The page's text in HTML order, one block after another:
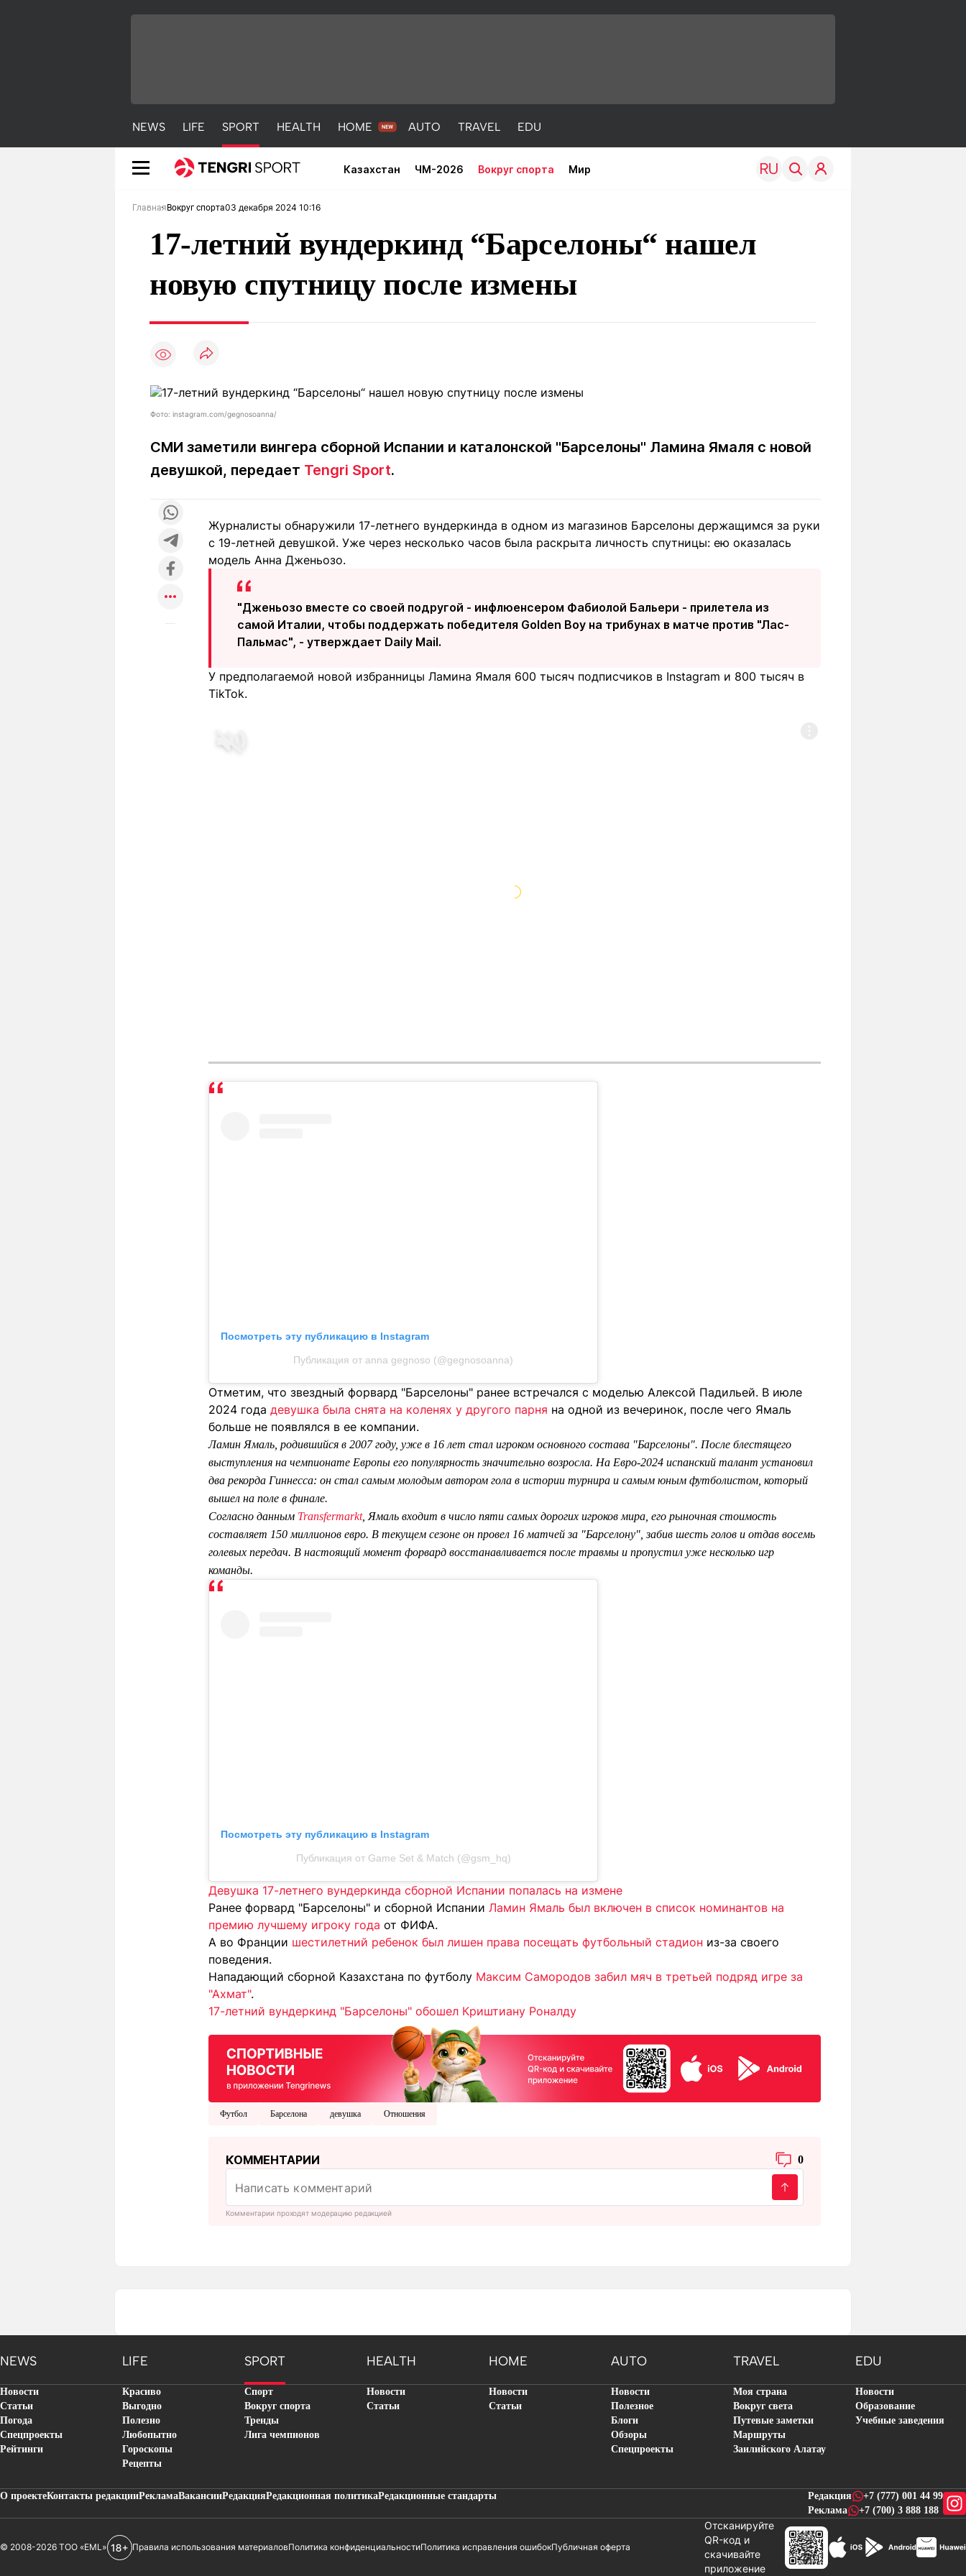
NEWS LIFE SPORT HEALTH HOME AUTO TRAVEL EDU
Казахстан ЧМ-2026 Вокруг спорта Мир
Погода
Рейтинги
Гороскопы
Рецепты
чемпионов
Спецпроекты
+7 (777) 001 44 99
Реклама
+7 (700) 3 888 188
Мы в социальных сетях
ГлавнаяВокруг спорта03 декабря 2024 10:16
17-летний вундеркинд “Барселоны“ нашел
новую спутницу после измены
Фото: instagram.com/gegnosoanna/
СМИ заметили вингера сборной Испании и каталонской "Барселоны" Ламина Ямаля с новой
девушкой, передает Tengri Sport.
Журналисты обнаружили 17-летнего вундеркинда в одном из магазинов Барселоны держащимся за руки
с 19-летней девушкой. Уже через несколько часов была раскрыта личность спутницы: ею оказалась
модель Анна Дженьозо.
"Дженьозо вместе со своей подругой - инфлюенсером Фабиолой Бальери - прилетела из
самой Италии, чтобы поддержать победителя Golden Boy на трибунах в матче против "Лас-
Пальмас", - утверждает Daily Mail.
У предполагаемой новой избранницы Ламина Ямаля 600 тысяч подписчиков в Instagram и 800 тысяч в
TikTok.
Посмотреть эту публикацию в Instagram
Публикация от anna gegnoso (@gegnosoanna)
Отметим, что звездный форвард "Барселоны" ранее встречался с моделью Алексой Падильей. В июле
2024 года девушка была снята на коленях у другого парня на одной из вечеринок, после чего Ямаль
больше не появлялся в ее компании.
Ламин Ямаль, родившийся в 2007 году, уже в 16 лет стал игроком основного состава "Барселоны". После блестящего
выступления на чемпионате Европы его популярность значительно возросла. На Евро-2024 испанский талант установил
два рекорда Гиннесса: он стал самым молодым автором гола в истории турнира и самым юным футболистом, который
вышел на поле в финале.
Согласно данным Transfermarkt, Ямаль входит в число пяти самых дорогих игроков мира, его рыночная стоимость
составляет 150 миллионов евро. В текущем сезоне он провел 16 матчей за "Барселону", забив шесть голов и отдав восемь
голевых передач. В настоящий момент форвард восстанавливается после травмы и пропустил уже несколько игр
команды.
Посмотреть эту публикацию в Instagram
Публикация от Game Set & Match (@gsm_hq)
Девушка 17-летнего вундеркинда сборной Испании попалась на измене
Ранее форвард "Барселоны" и сборной Испании Ламин Ямаль был включен в список номинантов на
премию лучшему игроку года от ФИФА.
А во Франции шестилетний ребенок был лишен права посещать футбольный стадион из-за своего
поведения.
Нападающий сборной Казахстана по футболу Максим Самородов забил мяч в третьей подряд игре за
"Ахмат".
17-летний вундеркинд "Барселоны" обошел Криштиану Роналду
Футбол Барселона девушка Отношения
КОММЕНТАРИИ 0
Комментарии проходят модерацию редакцией
NEWS LIFE SPORT HEALTH HOME AUTO TRAVEL EDU
Новости
Статьи
Погода
Спецпроекты
Рейтинги
Красиво
Выгодно
Полезно
Любопытно
Гороскопы
Рецепты
Спорт
Вокруг спорта
Тренды
Лига чемпионов
Новости
Статьи
Новости
Статьи
Новости
Полезное
Блоги
Обзоры
Спецпроекты
Моя страна
Вокруг света
Путевые заметки
Маршруты
Заилийского Алатау
Новости
Образование
Учебные заведения
О проектеКонтакты редакцииРекламаВакансииРедакцияРедакционная политикаРедакционные стандарты Редакция
+7 (777) 001 44 99
Реклама
+7 (700) 3 888 188
© 2008-2026 ТОО «EML» Правила использования материаловПолитика конфиденциальностиПолитика исправления ошибокПубличная оферта
Отсканируйте
QR-код и
скачивайте
приложениеновостей